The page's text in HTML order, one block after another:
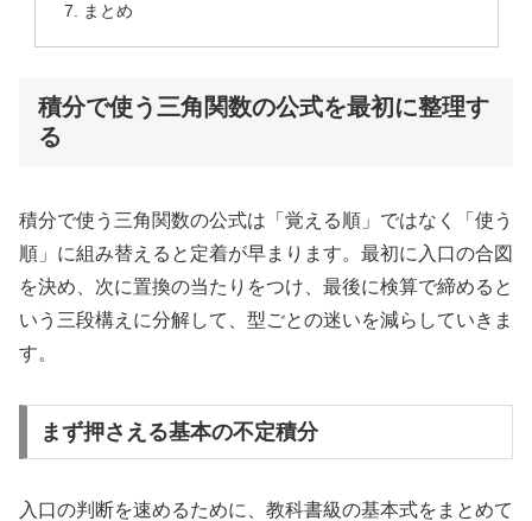
まとめ
積分で使う三角関数の公式を最初に整理す
る
積分で使う三角関数の公式は「覚える順」ではなく「使う
順」に組み替えると定着が早まります。最初に入口の合図
を決め、次に置換の当たりをつけ、最後に検算で締めると
いう三段構えに分解して、型ごとの迷いを減らしていきま
す。
まず押さえる基本の不定積分
入口の判断を速めるために、教科書級の基本式をまとめて